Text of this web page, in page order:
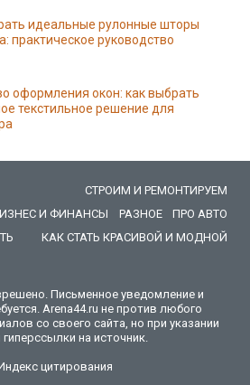
идеальные рулонные шторы
практическое руководство
оформления окон: как выбрать
текстильное решение для
СТРОИМ И РЕМОНТИРУЕМ
И ФИНАНСЫ РАЗНОЕ
ПРО АВТО
КАК СТАТЬ КРАСИВОЙ И МОДНОЙ
Письменное уведомление и
Arena44.ru не против любого
со своего сайта, но при указании
на источник.